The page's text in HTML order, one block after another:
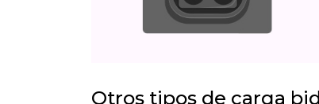
Otros tipos de carga